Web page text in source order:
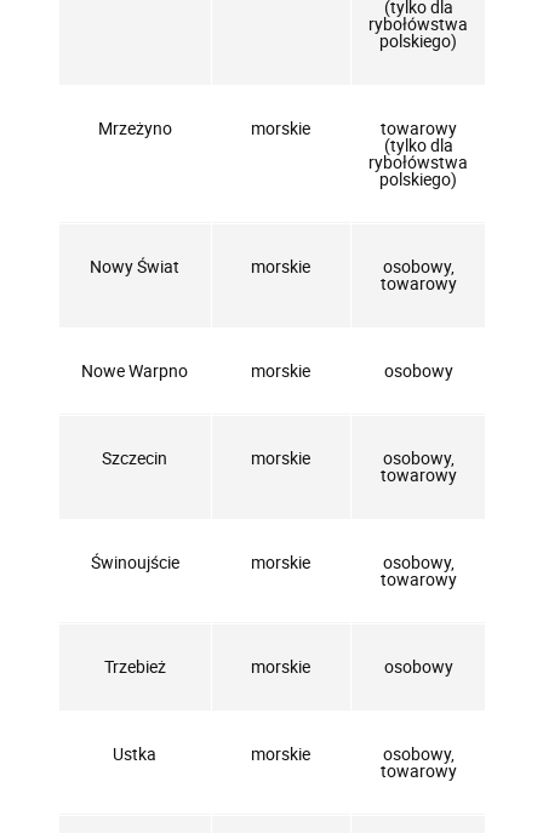
(tylko dla
rybołówstwa
polskiego)
Mrzeżyno morskie towarowy
(tylko dla
rybołówstwa
polskiego)
Nowy Świat morskie osobowy,
towarowy
Nowe Warpno morskie osobowy
Szczecin morskie osobowy,
towarowy
Świnoujście morskie osobowy,
towarowy
Trzebież morskie osobowy
Ustka morskie osobowy,
towarowy